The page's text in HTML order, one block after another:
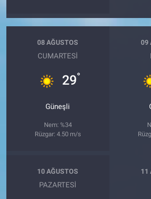
08 AĞUSTOS
CUMARTESI
29°
Güneşli
Nem: %34
Rüzgar: 4.50 m/s
09
10 AĞUSTOS
PAZARTESI
11